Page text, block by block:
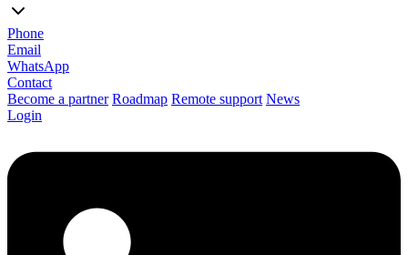
Phone
Email
WhatsApp
Contact
Become a partner Roadmap Remote support News
Login